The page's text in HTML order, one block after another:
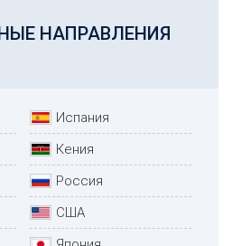
НАПРАВЛЕНИЯ
Испания
Кения
Россия
США